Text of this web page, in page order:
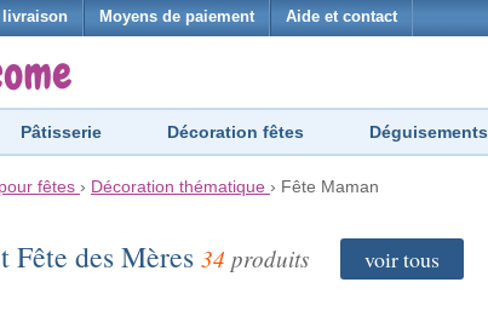
livraison Moyens de paiement Aide et contact
Pâtisserie Décoration fêtes Déguisements
fêtes › Décoration thématique › Fête Maman
Fête des Mères 34 produits voir tous